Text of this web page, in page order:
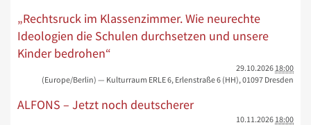
„Rechtsruck im Klassenzimmer. Wie neurechte
Ideologien die Schulen durchsetzen und unsere
Kinder bedrohen“
29.10.2026 18:00
(Europe/Berlin) — Kulturraum ERLE 6, Erlenstraße 6 (HH), 01097 Dresden
ALFONS – Jetzt noch deutscherer
10.11.2026 18:00